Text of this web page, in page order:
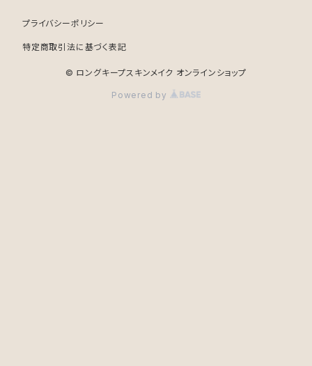
プライバシーポリシー
特定商取引法に基づく表記
© ロングキープスキンメイク オンラインショップ
Powered by